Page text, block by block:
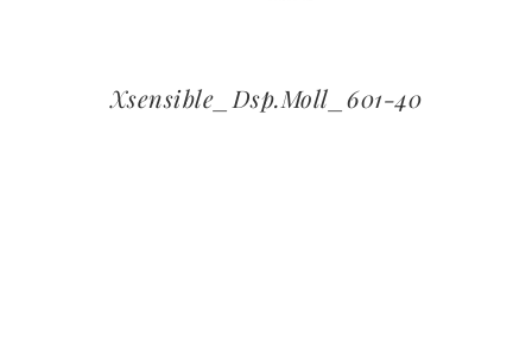
Xsensible_Dsp.Moll_601-40